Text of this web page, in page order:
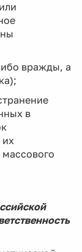
вражды, а
в
их